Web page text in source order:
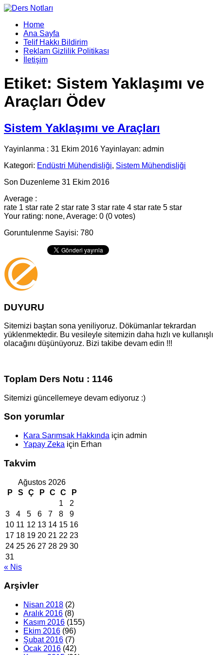
Home
Ana Sayfa
Telif Hakkı Bildirim
Reklam Gizlilik Politikası
İletişim
Etiket: Sistem Yaklaşımı ve
Araçları Ödev
Sistem Yaklaşımı ve Araçları
Yayinlanma : 31 Ekim 2016 Yayinlayan: admin
Kategori: Endüstri Mühendisliği, Sistem Mühendisliği
Son Duzenleme 31 Ekim 2016
Average :
rate 1 star rate 2 star rate 3 star rate 4 star rate 5 star
Your rating: none, Average: 0 (0 votes)
Goruntulenme Sayisi: 780
DUYURU
Sitemizi baştan sona yeniliyoruz. Dökümanlar tekrardan
yüklenmektedir. Bu vesileyle sitemizin daha hızlı ve kullanışlı
olacağını düşünüyoruz. Bizi takibe devam edin !!!
Toplam Ders Notu : 1146
Sitemizi güncellemeye devam ediyoruz :)
Son yorumlar
Kara Sarımsak Hakkında için admin
Yapay Zeka için Erhan
Takvim
Ağustos 2026
P
S Ç P C C
P
1
2
3
4 5 6 7 8
9
10 11 12 13 14 15 16
17 18 19 20 21 22 23
24 25 26 27 28 29 30
31
« Nis
Arşivler
Nisan 2018 (2)
Aralık 2016 (8)
Kasım 2016 (155)
Ekim 2016 (96)
Şubat 2016 (7)
Ocak 2016 (42)